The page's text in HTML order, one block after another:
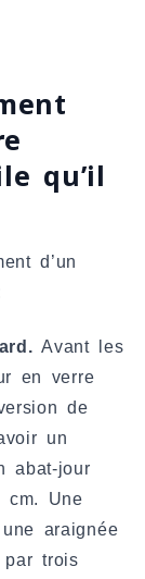
qu’il
d’un
Avant les
en verre
de
un
abat-jour
cm. Une
araignée
par trois